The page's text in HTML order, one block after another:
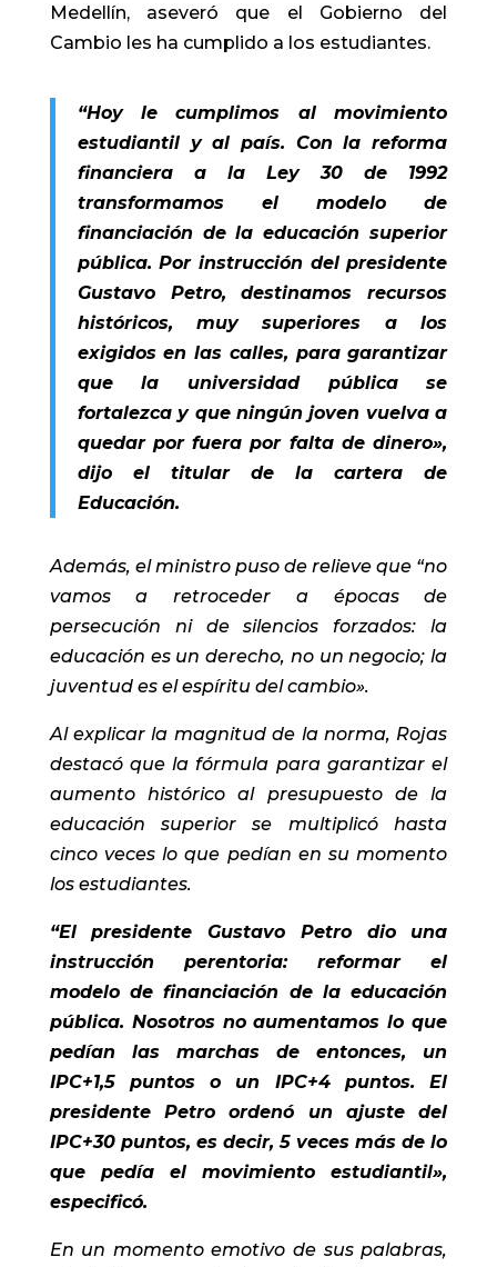
Medellín, aseveró que el Gobierno del
Cambio les ha cumplido a los estudiantes.
“Hoy le cumplimos al movimiento
estudiantil y al país. Con la reforma
financiera a la Ley 30 de 1992
transformamos el modelo de
financiación de la educación superior
pública. Por instrucción del presidente
Gustavo Petro, destinamos recursos
históricos, muy superiores a los
exigidos en las calles, para garantizar
que la universidad pública se
fortalezca y que ningún joven vuelva a
quedar por fuera por falta de dinero»,
dijo el titular de la cartera de
Educación.
Además, el ministro puso de relieve que “no
vamos a retroceder a épocas de
persecución ni de silencios forzados: la
educación es un derecho, no un negocio; la
juventud es el espíritu del cambio».
Al explicar la magnitud de la norma, Rojas
destacó que la fórmula para garantizar el
aumento histórico al presupuesto de la
educación superior se multiplicó hasta
cinco veces lo que pedían en su momento
los estudiantes.
“El presidente Gustavo Petro dio una
instrucción perentoria: reformar el
modelo de financiación de la educación
pública. Nosotros no aumentamos lo que
pedían las marchas de entonces, un
IPC+1,5 puntos o un IPC+4 puntos. El
presidente Petro ordenó un ajuste del
IPC+30 puntos, es decir, 5 veces más de lo
que pedía el movimiento estudiantil»,
especificó.
En un momento emotivo de sus palabras,